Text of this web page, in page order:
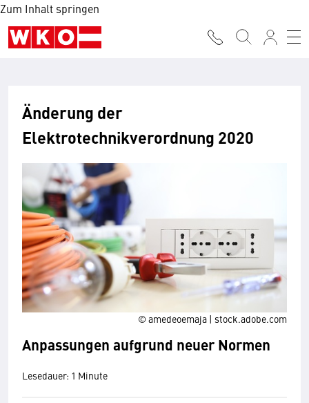
Zum Inhalt springen
© amedeoemaja | stock.adobe.com
Änderung der
Elektrotechnikverordnung 2020
Anpassungen aufgrund neuer Normen
Lesedauer: 1 Minute